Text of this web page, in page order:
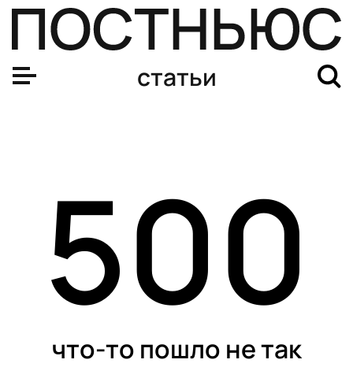
статьи
500
что-то пошло не так